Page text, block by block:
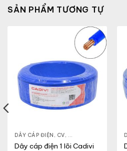
SẢN PHẨM TƯƠNG TỰ
DÂY CÁP ĐIỆN , CV, DÂY ĐIỆN DÂN DỤNG
Dây cáp điện 1 lõi Cadivi